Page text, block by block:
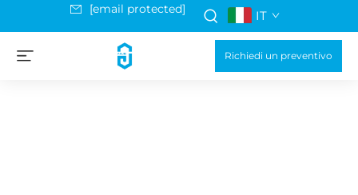
[email protected] IT
Richiedi un preventivo